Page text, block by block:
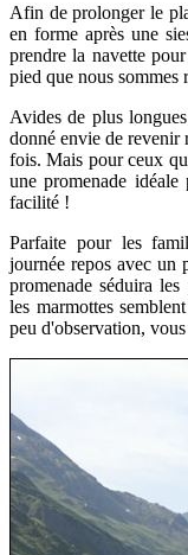
Afin de prolonger le
en forme après une
prendre la navette
pied que nous sommes
Avides de plus
donné envie de revenir
fois. Mais pour ceux
une promenade idéale
facilité !
Parfaite pour les
journée repos avec un
promenade séduira
les marmottes
peu d'observation,